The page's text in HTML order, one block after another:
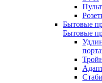
Бытовые
Бытовые